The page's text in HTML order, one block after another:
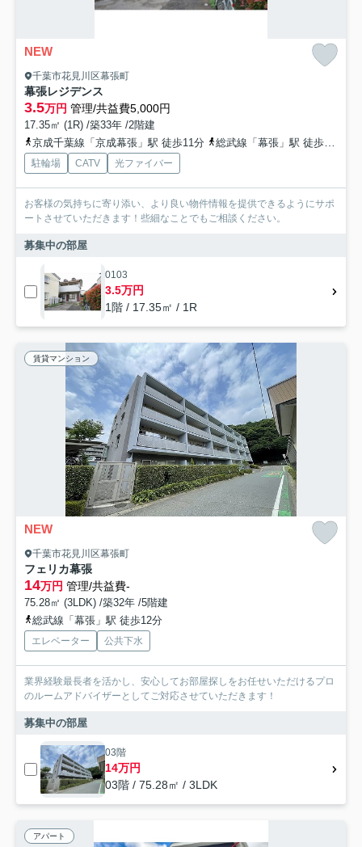
NEW
千葉市花見川区幕張町
幕張レジデンス
3.5万円 管理/共益費5,000円
17.35㎡ (1R) /築33年 /2階建
京成千葉線「京成幕張」駅 徒歩11分
総武線「幕張」駅 徒歩11分
駐輪場 CATV 光ファイバー
お客様の気持ちに寄り添い、より良い物件情報を提供できるようにサポ
ートさせていただきます！些細なことでもご相談ください。
募集中の部屋
0103
3.5万円
1階 / 17.35㎡ / 1R
賃貸マンション
NEW
千葉市花見川区幕張町
フェリカ幕張
14万円 管理/共益費-
75.28㎡ (3LDK) /築32年 /5階建
総武線「幕張」駅 徒歩12分
エレベーター 公共下水
業界経験最長者を活かし、安心してお部屋探しをお任せいただけるプロ
のルームアドバイザーとしてご対応させていただきます！
募集中の部屋
03階
14万円
03階 / 75.28㎡ / 3LDK
アパート